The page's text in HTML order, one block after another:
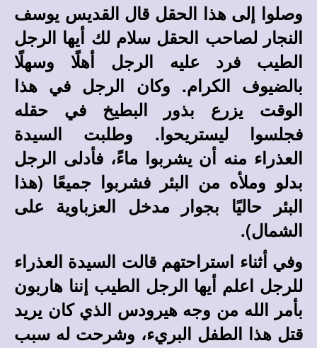
وصلوا إلى هذا الحقل قال القديس يوسف
النجار لصاحب الحقل سلام لك أيها الرجل
الطيب فرد عليه الرجل أهلًا وسهلًا
بالضيوف الكرام. وكان الرجل في هذا
الوقت يزرع بذور البطيخ في حقله
فجلسوا ليستريحوا. وطلبت السيدة
العذراء منه أن يشربوا ماءً، فأدلى الرجل
بدلو وملأه من البئر فشربوا جميعًا (هذا
البئر حاليًا بجوار مدخل العزباوية على
الشمال).
وفي أثناء استراحتهم قالت السيدة العذراء
للرجل اعلم أيها الرجل الطيب إننا هاربون
بأمر الله من وجه هيرودس الذي كان يريد
قتل هذا الطفل البريء، وشرحت له سبب